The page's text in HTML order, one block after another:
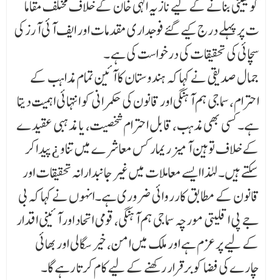
کو یقینی بنانے کے لیے نازیہ الٰہی خان کے خلاف مختلف مقاما
ت پر پہلے درج کیے گئے فوجداری مقدمات اور ایف آئی آرز کی
سچائی کی تحقیقات کی درخواست کی ہے ۔
جمال صدیقی نے کہا کہ ہندوستان کا آئین تمام مذاہب کے
احترام، سماجی ہم آہنگی اور قانون کی حکمرا نی کو انتہائی اہمیت دیتا
ہے۔ کسی بھی مذہب، قابل احترام شخصیت، یا مذہبی عقیدے
کے خلاف توہین آمیز ریمارکس معاشرے میں تناو ¿ پیدا کر
سکتے ہیں۔ لہٰذا ایسے معاملات میں غیر جانبدارانہ تحقیقات اور
قانون کے مطابق کارروائی ضروری ہے۔انہوں نے کہا کہ بی
جے پی اقلیتی مورچہ سماجی ہم آہنگی، قومی اتحاد اور آئینی اقدار
کے لیے پرعزم ہے اور ملک میں امن، خیر سگالی اور بھائی
چارے کی فضا کو برقرار رکھنے کے لیے کام کرتا رہے گا۔